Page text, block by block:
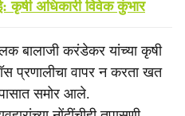
कृषी अधिकारी विवेक कुंभार
बालाजी करंडेकर यांच्या कृषी
प्रणालीचा वापर न करता खत
समोर आले.